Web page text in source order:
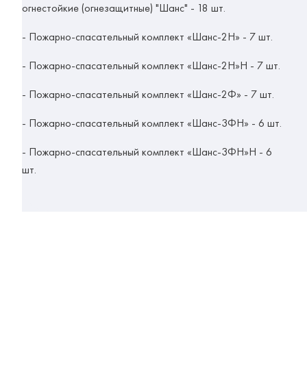
огнестойкие (огнезащитные) "Шанс" - 18 шт.
- Пожарно-спасательный комплект «Шанс-2Н» - 7 шт.
- Пожарно-спасательный комплект «Шанс-2Н»Н - 7 шт.
- Пожарно-спасательный комплект «Шанс-2Ф» - 7 шт.
- Пожарно-спасательный комплект «Шанс-3ФН» - 6 шт.
- Пожарно-спасательный комплект «Шанс-3ФН»Н - 6
шт.